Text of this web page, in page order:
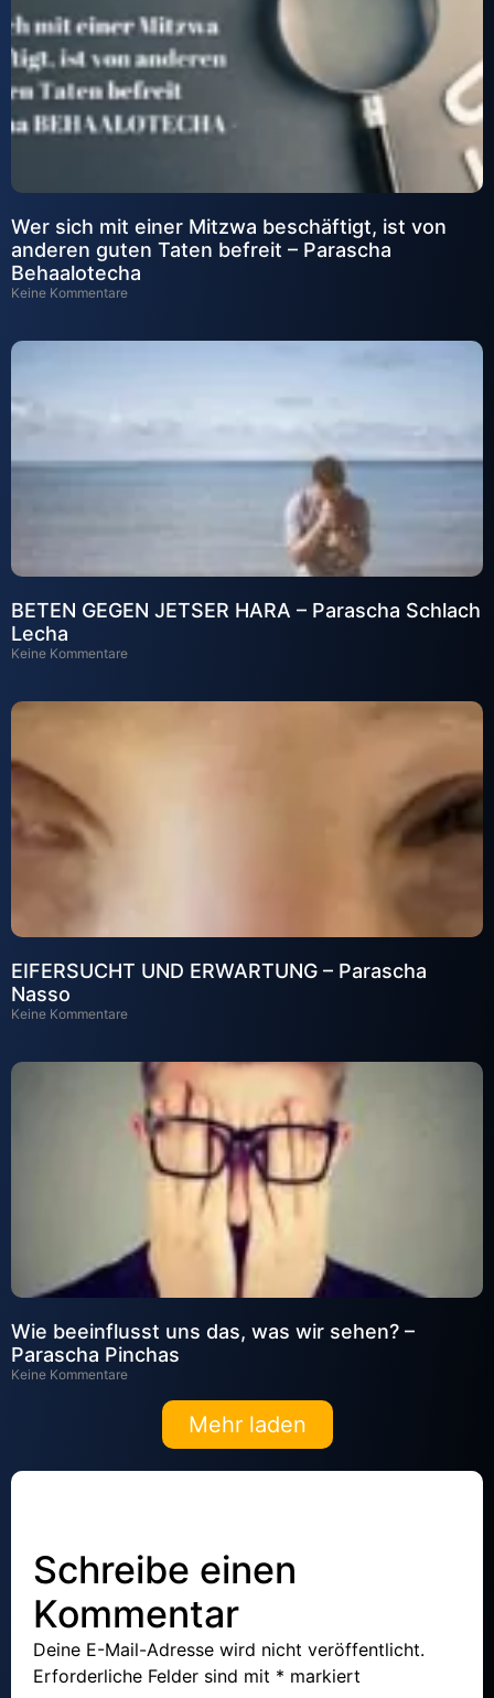
Wer sich mit einer Mitzwa beschäftigt, ist von
anderen guten Taten befreit – Parascha
Behaalotecha
Keine Kommentare
BETEN GEGEN JETSER HARA – Parascha Schlach
Lecha
Keine Kommentare
EIFERSUCHT UND ERWARTUNG – Parascha
Nasso
Keine Kommentare
Wie beeinflusst uns das, was wir sehen? –
Parascha Pinchas
Keine Kommentare
Mehr laden
Schreibe einen
Kommentar
Deine E-Mail-Adresse wird nicht veröffentlicht.
Erforderliche Felder sind mit * markiert